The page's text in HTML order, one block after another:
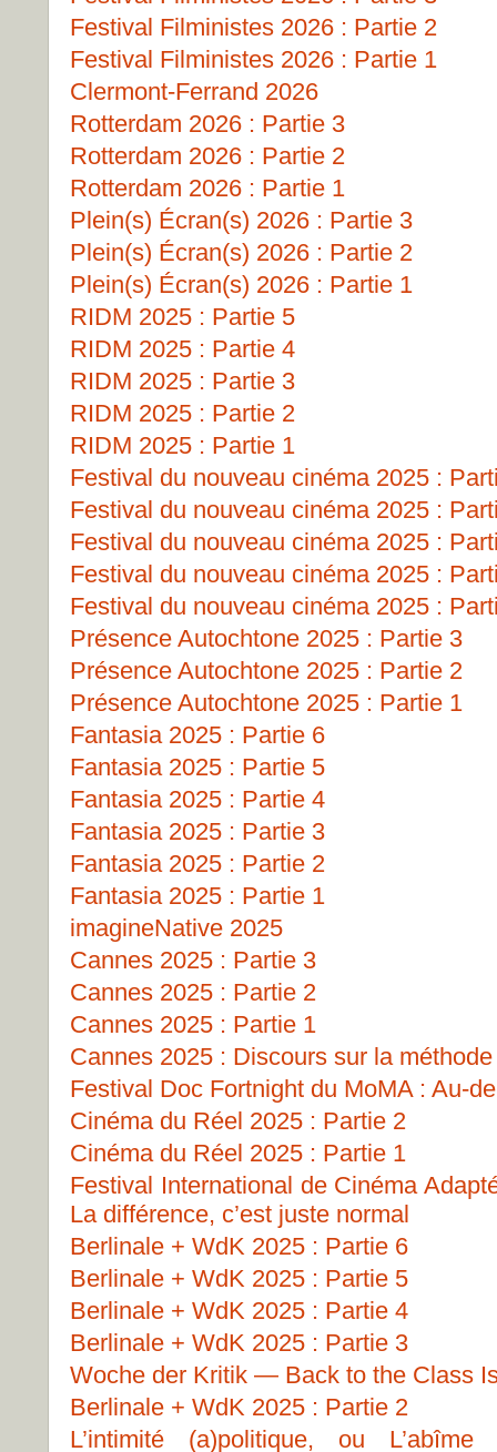
Festival Filministes 2026 : Partie 2
Festival Filministes 2026 : Partie 1
Clermont-Ferrand 2026
Rotterdam 2026 : Partie 3
Rotterdam 2026 : Partie 2
Rotterdam 2026 : Partie 1
Plein(s) Écran(s) 2026 : Partie 3
Plein(s) Écran(s) 2026 : Partie 2
Plein(s) Écran(s) 2026 : Partie 1
RIDM 2025 : Partie 5
RIDM 2025 : Partie 4
RIDM 2025 : Partie 3
RIDM 2025 : Partie 2
RIDM 2025 : Partie 1
Festival du nouveau cinéma 2025 :
Festival du nouveau cinéma 2025 :
Festival du nouveau cinéma 2025 :
Festival du nouveau cinéma 2025 :
Festival du nouveau cinéma 2025 :
Présence Autochtone 2025 : Partie 3
Présence Autochtone 2025 : Partie 2
Présence Autochtone 2025 : Partie 1
Fantasia 2025 : Partie 6
Fantasia 2025 : Partie 5
Fantasia 2025 : Partie 4
Fantasia 2025 : Partie 3
Fantasia 2025 : Partie 2
Fantasia 2025 : Partie 1
imagineNative 2025
Cannes 2025 : Partie 3
Cannes 2025 : Partie 2
Cannes 2025 : Partie 1
Cannes 2025 : Discours sur la méthode
Festival Doc Fortnight du MoMA : Au-
Cinéma du Réel 2025 : Partie 2
Cinéma du Réel 2025 : Partie 1
Festival International de Cinéma
La différence, c’est juste normal
Berlinale + WdK 2025 : Partie 6
Berlinale + WdK 2025 : Partie 5
Berlinale + WdK 2025 : Partie 4
Berlinale + WdK 2025 : Partie 3
Woche der Kritik — Back to the Class
Berlinale + WdK 2025 : Partie 2
L’intimité (a)politique, ou